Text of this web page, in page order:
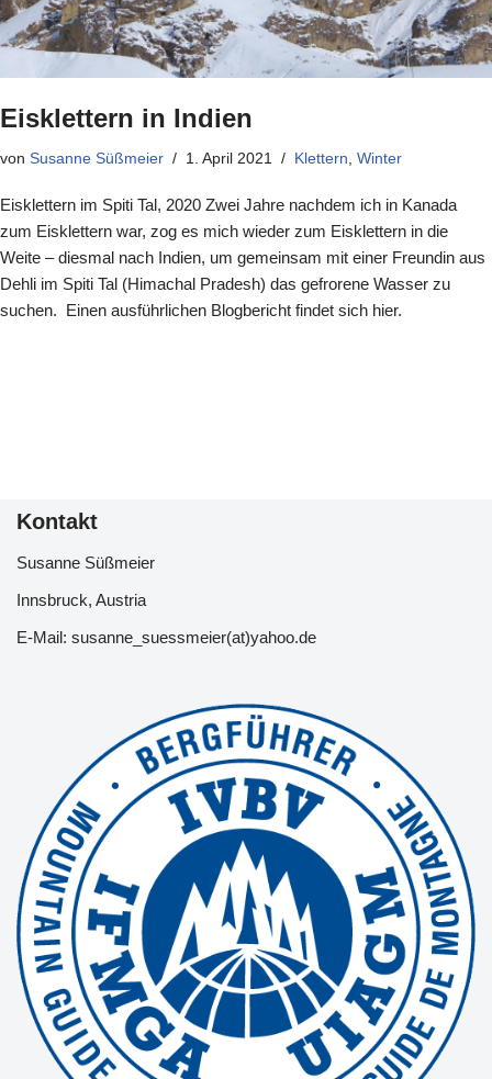
Eisklettern in Indien
von Susanne Süßmeier 1. April 2021 Klettern Winter
Eisklettern im Spiti Tal, 2020 Zwei Jahre nachdem ich in Kanada
zum Eisklettern war, zog es mich wieder zum Eisklettern in die
Weite – diesmal nach Indien, um gemeinsam mit einer Freundin aus
Dehli im Spiti Tal (Himachal Pradesh) das gefrorene Wasser zu
suchen. Einen ausführlichen Blogbericht findet sich hier.
Kontakt
Susanne Süßmeier
Innsbruck, Austria
E-Mail: susanne_suessmeier(at)yahoo.de